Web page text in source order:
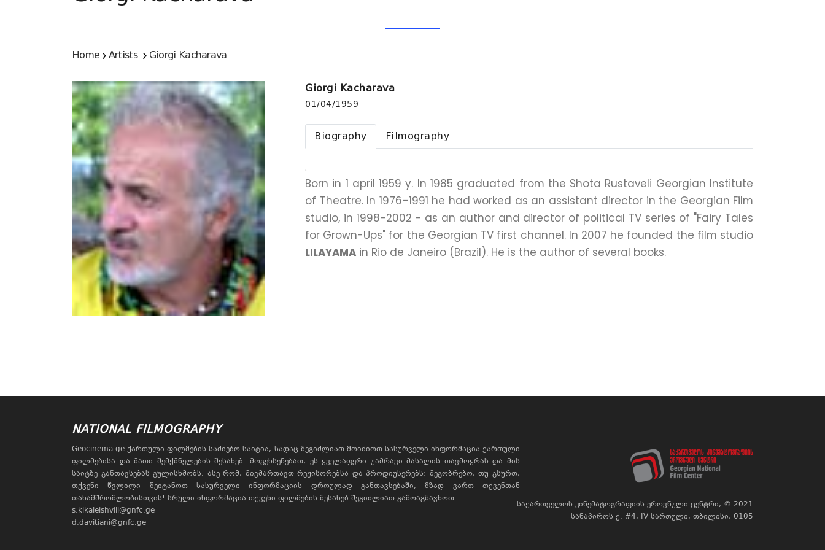
Home Artists Giorgi Kacharava
Giorgi Kacharava
01/04/1959
Biography Filmography
.
Born in 1 april 1959 y. In 1985 graduated from the Shota Rustaveli Georgian Institute
of Theatre. In 1976–1991 he had worked as an assistant director in the Georgian Film
studio, in 1998-2002 - as an author and director of political TV series of "Fairy Tales
for Grown-Ups" for the Georgian TV first channel. In 2007 he founded the film studio
LILAYAMA in Rio de Janeiro (Brazil). He is the author of several books.
NATIONAL FILMOGRAPHY
Geocinema.ge ქართული ფილმების საძიებო საიტია, სადაც შეგიძლიათ მოიძიოთ სასურველი ინფორმაცია ქართული
ფილმებისა და მათი შემქმნელების შესახებ. მოგეხსენებათ, ეს ყველაფერი უამრავი მასალის თავმოყრას და მის
საიტზე განთავსებას გულისხმობს. ასე რომ, მივმართავთ რეჟისორებსა და პროდიუსერებს: მეგობრებო, თუ გსურთ,
თქვენი წვლილი შეიტანოთ სასურველი ინფორმაციის დროულად განთავსებაში, მზად ვართ თქვენთან
თანამშრომლობისთვის! სრული ინფორმაცია თქვენი ფილმების შესახებ შეგიძლიათ გამოაგზავნოთ:
s.kikaleishvili@gnfc.ge
d.davitiani@gnfc.ge
საქართველოს კინემატოგრაფიის ეროვნული ცენტრი, © 2021
სანაპიროს ქ. #4, IV სართული, თბილისი, 0105